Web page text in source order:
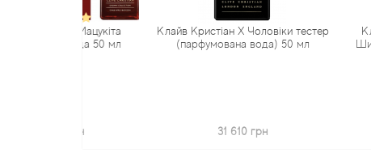
Клайв Кристіан Х Чоловіки тестер
(парфумована вода) 50 мл
Клайв
Шипровий